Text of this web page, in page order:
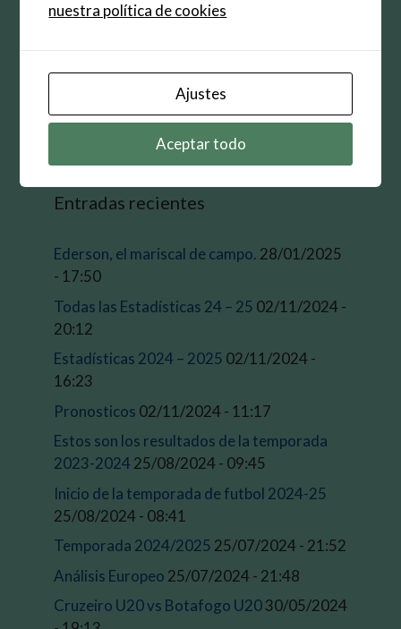
Entradas recientes
Ederson, el mariscal de campo. 28/01/2025
- 17:50
Todas las Estadísticas 24 – 25 02/11/2024 -
20:12
Estadísticas 2024 – 2025 02/11/2024 -
16:23
Pronosticos 02/11/2024 - 11:17
Estos son los resultados de la temporada
2023-2024 25/08/2024 - 09:45
Inicio de la temporada de futbol 2024-25
25/08/2024 - 08:41
Temporada 2024/2025 25/07/2024 - 21:52
Análisis Europeo 25/07/2024 - 21:48
Cruzeiro U20 vs Botafogo U2030/05/2024
nuestra política de cookies
Ajustes
Aceptar todo